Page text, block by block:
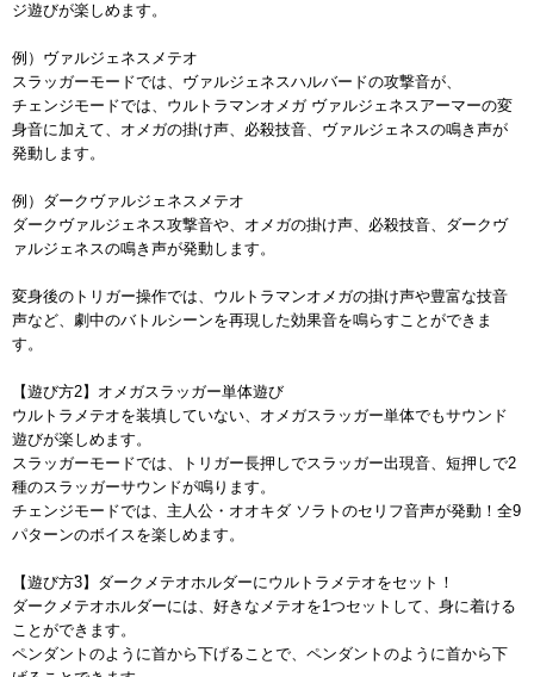
ジ遊びが楽しめます。
例）ヴァルジェネスメテオ
スラッガーモードでは、ヴァルジェネスハルバードの攻撃音が、
チェンジモードでは、ウルトラマンオメガ ヴァルジェネスアーマーの変
身音に加えて、オメガの掛け声、必殺技音、ヴァルジェネスの鳴き声が
発動します。
例）ダークヴァルジェネスメテオ
ダークヴァルジェネス攻撃音や、オメガの掛け声、必殺技音、ダークヴ
ァルジェネスの鳴き声が発動します。
変身後のトリガー操作では、ウルトラマンオメガの掛け声や豊富な技音
声など、劇中のバトルシーンを再現した効果音を鳴らすことができま
す。
【遊び方2】オメガスラッガー単体遊び
ウルトラメテオを装填していない、オメガスラッガー単体でもサウンド
遊びが楽しめます。
スラッガーモードでは、トリガー長押しでスラッガー出現音、短押しで2
種のスラッガーサウンドが鳴ります。
チェンジモードでは、主人公・オオキダ ソラトのセリフ音声が発動！全9
パターンのボイスを楽しめます。
【遊び方3】ダークメテオホルダーにウルトラメテオをセット！
ダークメテオホルダーには、好きなメテオを1つセットして、身に着ける
ことができます。
ペンダントのように首から下げることで、ペンダントのように首から下